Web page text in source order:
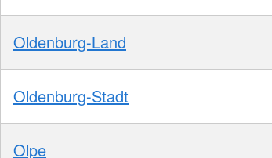
Oldenburg-Land
Oldenburg-Stadt
Olpe